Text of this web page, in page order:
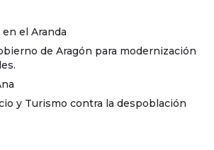
el Aranda
de Aragón para modernización
y Turismo contra la despoblación